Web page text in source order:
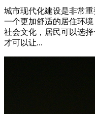
城市现代化建设是非常
一个更加舒适的居住环
社会文化，居民可以选
才可以让...